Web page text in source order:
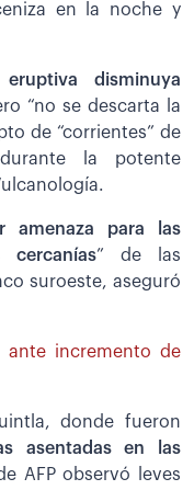
en la noche y
disminuya
“no se descarta la
de “corrientes” de
la potente
amenaza para las
” de las
suroeste, aseguró
ante incremento de
donde fueron
asentadas en las
AFP observó leves